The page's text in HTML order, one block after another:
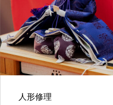
人形修理